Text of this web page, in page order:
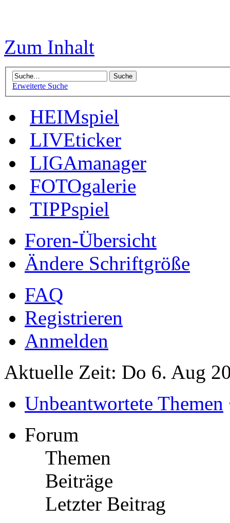
Zum Inhalt
Erweiterte Suche
HEIMspiel
LIVEticker
LIGAmanager
FOTOgalerie
TIPPspiel
Foren-Übersicht
Ändere Schriftgröße
FAQ
Registrieren
Anmelden
Aktuelle Zeit: Do 6. Aug
Unbeantwortete Themen
Forum
Themen
Beiträge
Letzter Beitrag